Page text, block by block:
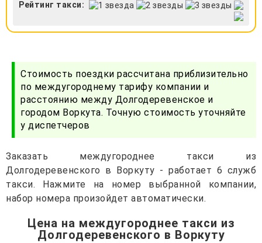
Рейтинг такси:
Стоимость поездки рассчитана приблизительно
по междугороднему тарифу компании и
расстоянию между Долгодеревенское и
городом Воркута. Точную стоимость уточняйте
у диспетчеров
Заказать междугороднее такси из
Долгодеревенского в Воркуту - работает 6 служб
такси. Нажмите на номер выбранной компании,
набор номера произойдет автоматически.
Цена на междугороднее такси из
Долгодеревенского в Воркуту